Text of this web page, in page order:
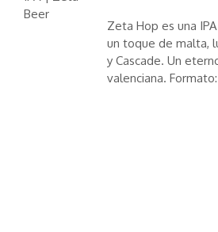
Zeta Hop es una
un toque de malta,
y Cascade. Un
valenciana.